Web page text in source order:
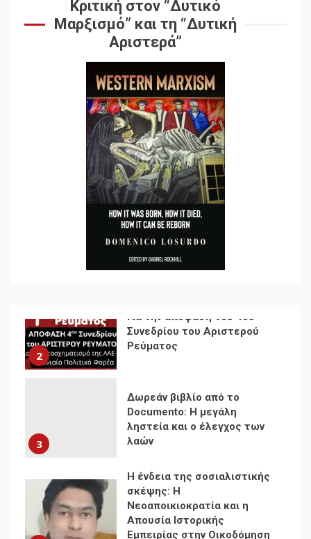
Κριτική στον “Δυτικό
Μαρξισμό” και τη “Δυτική
Αριστερά”
Αποσύνδεση με κινεζικά
χαρακτηριστικά
Ενότητα της
αντιιμπεριαλιστικής,
κομμουνιστικής και
ριζοσπαστικής, Αριστεράς
και ανασυγκρότηση του
Κομμουνιστικού Κινήματος
Για την απόφαση του 4ου
Συνεδρίου του Αριστερού
Ρεύματος
3
ληστεία και ο έλεγχος των
λαών
4
σκέψης: Η
Νεοαποικιοκρατία και η
Απουσία Ιστορικής
Εμπειρίας στην Οικοδόμηση
Αυγή: Μαρξισμός και Εθνική
Απελευθέρωση